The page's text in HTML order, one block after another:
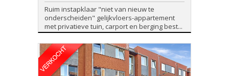
Ruim instapklaar "niet van nieuw te
onderscheiden" gelijkvloers-appartement
met privatieve tuin, carport en berging best...